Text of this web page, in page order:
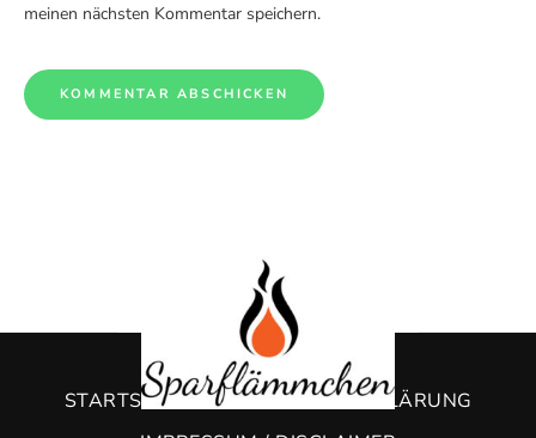
meinen nächsten Kommentar speichern.
STARTSEITE
DATENSCHUTZERKLÄRUNG